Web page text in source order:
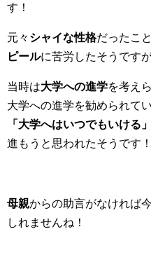
す！
元々 シャイな性格だったこ
ピールに苦労したそうです
当時は大学への進学を考え
大学への進学を勧められて
「大学へはいつでもいける」
進もうと思われたそうです！
母親からの助言がなければ
しれませんね！